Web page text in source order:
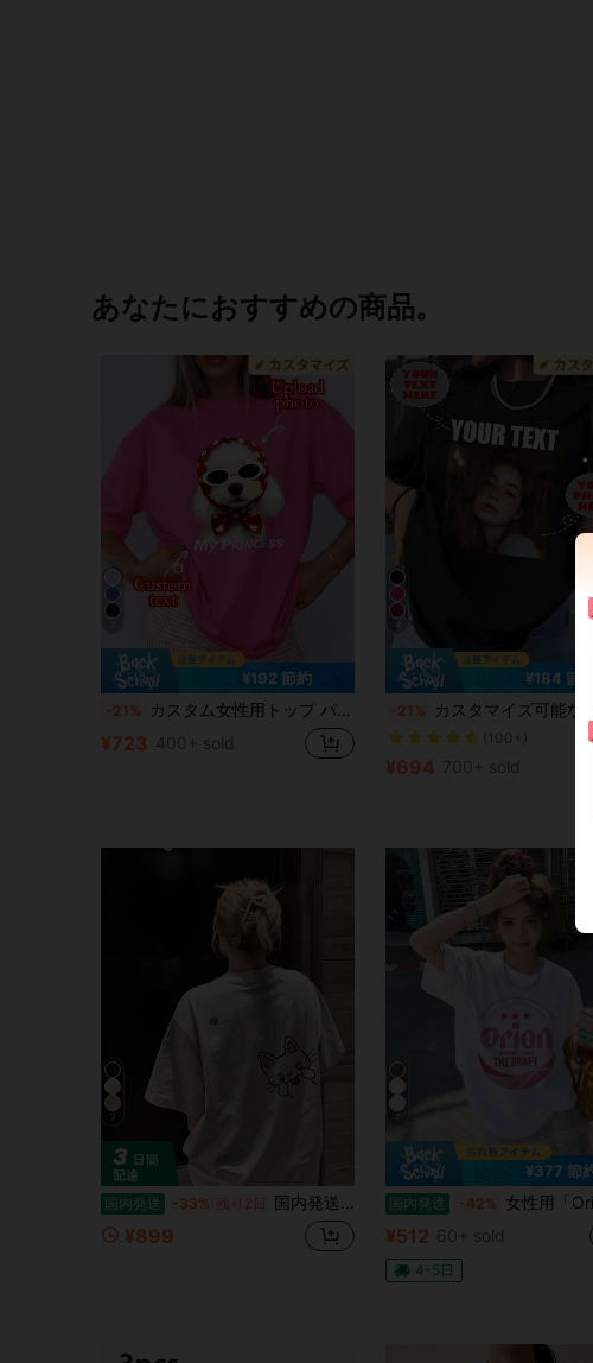
あなたにおすすめの商品。
¥192 節約
-21% カスタム女性用トップ パーソナライズTシャツ、自分の写真、パターン、ロゴ、家族の自撮り、かわいいペットの写真、スポーツカップルお揃いトップ
¥723 400+ sold
¥184 節約
-21% カスタマイズ可能な女性用Tシャツ、パーソナライズされたカスタム写真テキスト、彼女へのギフト、カップルデートTシャツ、カジュアル女性用トップス、ブラック半袖夏用、家族用、レトロ美学ス
(100+)
¥694 700+ sold
7
国内発送 -33% 残り2日 国内発送 2026年夏新作 200g純綿 レディース半袖Tシャツ 【プリント柄】 オーバーサイズ 丸首 カップル着用可 韓国風Y2K カジュアルトップス
¥899
¥377 節
国内発送 -42% 女性用「Orion」グラフィックプリントTシャツ、クルーネック ドロップショルダー カジュア
¥512 60+ sold
4-5日